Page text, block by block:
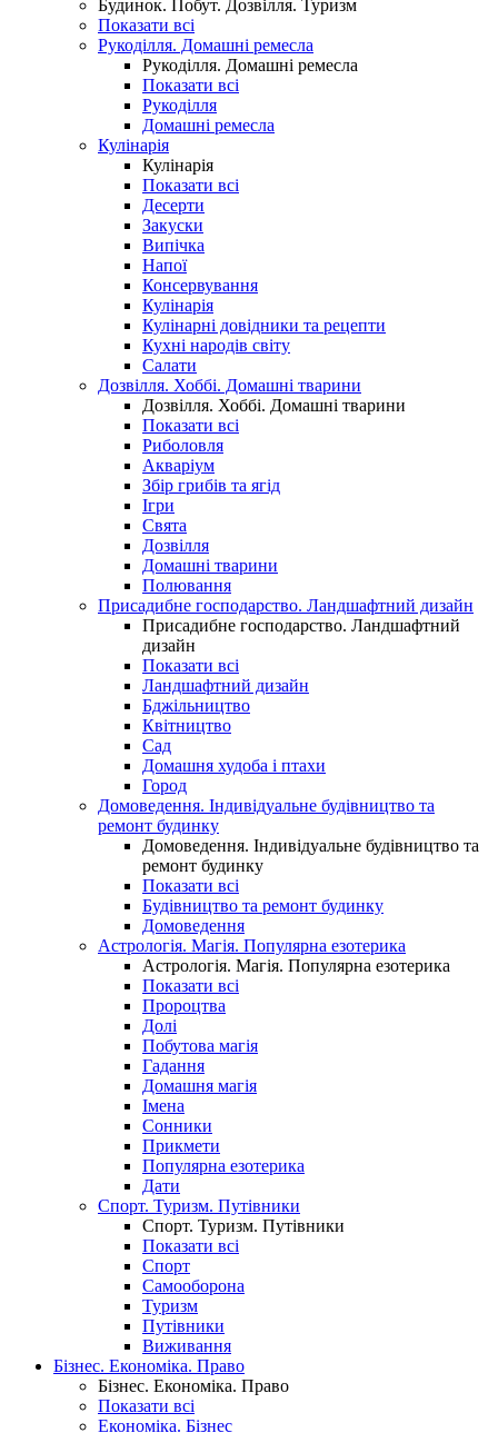
Будинок. Побут. Дозвілля. Туризм
Показати всі
Рукоділля. Домашні ремесла
Рукоділля. Домашні ремесла
Показати всі
Рукоділля
Домашні ремесла
Кулінарія
Кулінарія
Показати всі
Десерти
Закуски
Випічка
Напої
Консервування
Кулінарія
Кулінарні довідники та рецепти
Кухні народів світу
Салати
Дозвілля. Хоббі. Домашні тварини
Дозвілля. Хоббі. Домашні тварини
Показати всі
Риболовля
Акваріум
Збір грибів та ягід
Ігри
Свята
Дозвілля
Домашні тварини
Полювання
Присадибне господарство. Ландшафтний дизайн
Присадибне господарство. Ландшафтний
дизайн
Показати всі
Ландшафтний дизайн
Бджільництво
Квітництво
Сад
Домашня худоба і птахи
Город
Домоведення. Індивідуальне будівництво та
ремонт будинку
Домоведення. Індивідуальне будівництво та
ремонт будинку
Показати всі
Будівництво та ремонт будинку
Домоведення
Астрологія. Магія. Популярна езотерика
Астрологія. Магія. Популярна езотерика
Показати всі
Пророцтва
Долі
Побутова магія
Гадання
Домашня магія
Імена
Сонники
Прикмети
Популярна езотерика
Дати
Спорт. Туризм. Путівники
Спорт. Туризм. Путівники
Показати всі
Спорт
Самооборона
Туризм
Путівники
Виживання
Бізнес. Економіка. Право
Бізнес. Економіка. Право
Показати всі
Економіка. Бізнес